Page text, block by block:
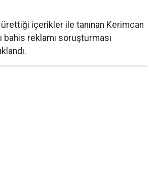
içerikler ile tanınan Kerimcan
bahis reklamı soruşturması